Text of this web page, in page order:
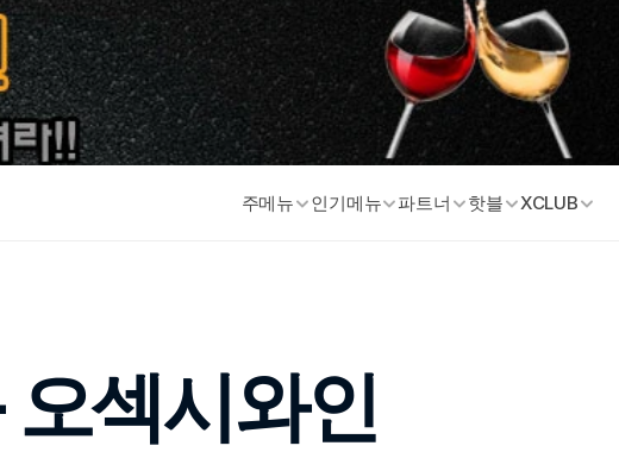
주메뉴 인기메뉴 파트너 핫블 XCLUB
섹시와인